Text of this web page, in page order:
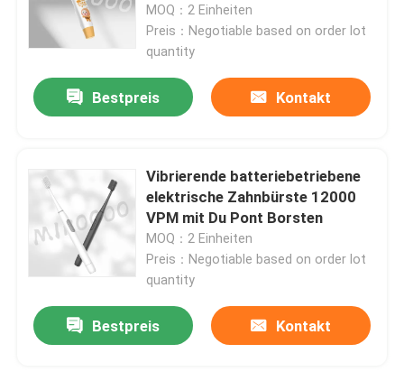
Reinigungs
MOQ：2 Einheiten
Preis：Negotiable based on order lot
quantity
Bestpreis Kontakt
Vibrierende batteriebetriebene
elektrische Zahnbürste 12000
VPM mit Du Pont Borsten
MOQ：2 Einheiten
Preis：Negotiable based on order lot
quantity
Bestpreis Kontakt